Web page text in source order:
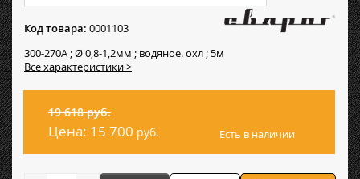
Код товара: 0001103
300-270А ; Ø 0,8-1,2мм ; водяное. охл ; 5м
Все характеристики >
19 618 руб.
Цена: 15 700 руб. Есть в наличии